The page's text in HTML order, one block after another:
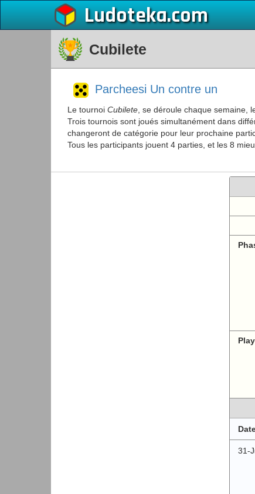
Ludoteka
Cubilete
Parcheesi Un contre un
Le tournoi Cubilete , se déroule chaque
Trois tournois sont joués simultanément dans
changeront de catégorie pour leur prochaine
Tous les participants jouent 4 parties, et les 8
31-